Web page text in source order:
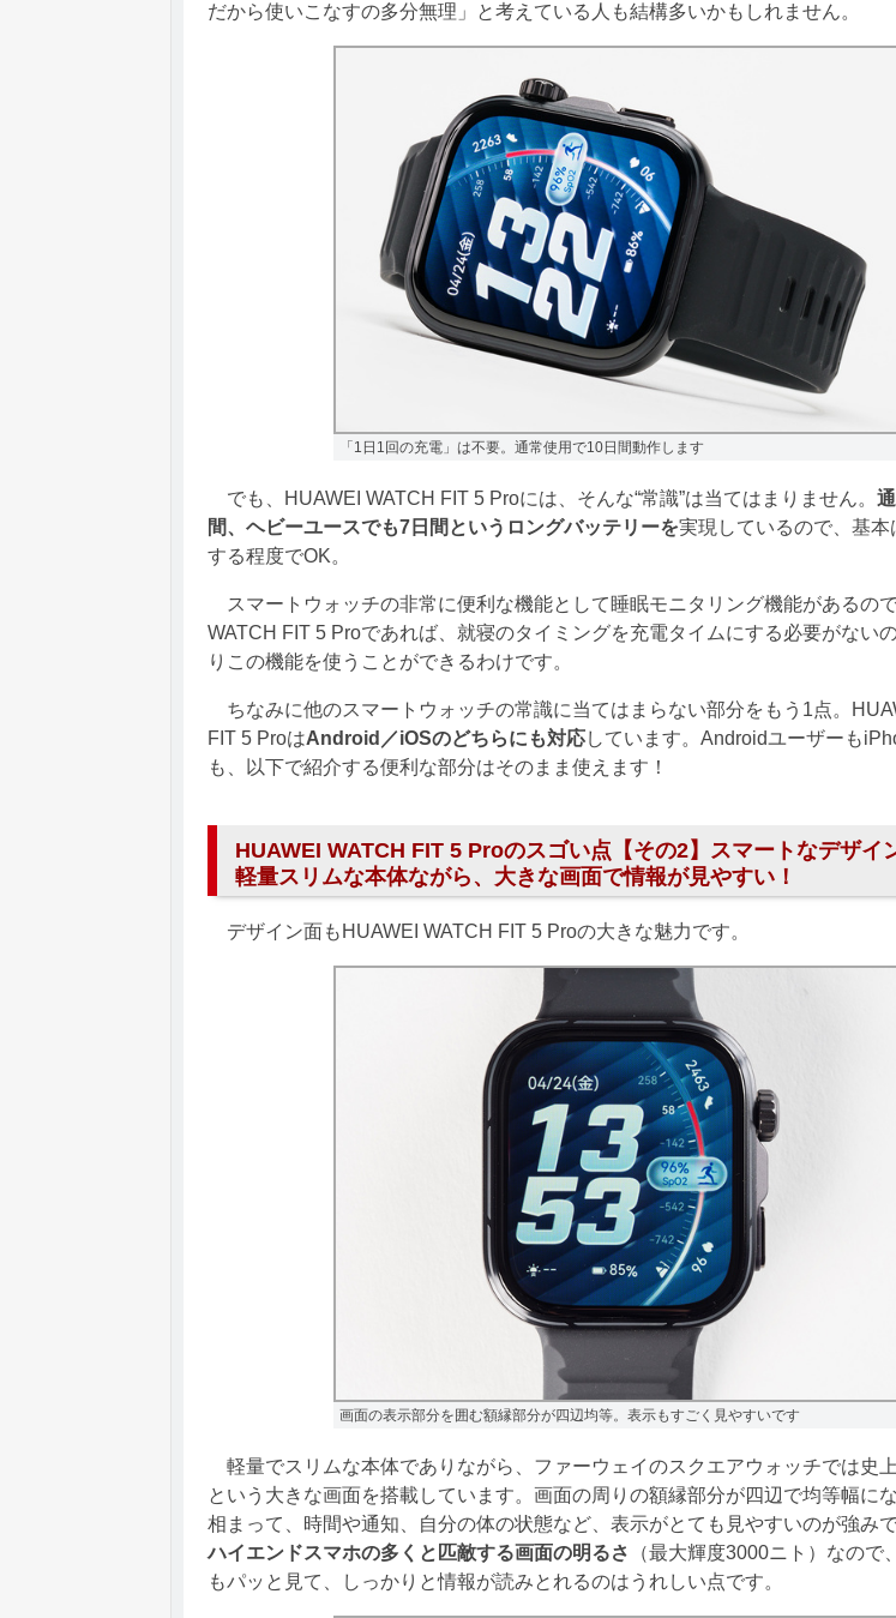
だから使いこなすの多分無理」と考えている人も結構多いかもしれません。
「1日1回の充電」は不要。通常使用で10日間動作します
でも、HUAWEI WATCH FIT 5 Proには、そんな“常識”は当てはまりません。
間、ヘビーユースでも7日間というロングバッテリーを実現しているので、基本
する程度でOK。
スマートウォッチの非常に便利な機能として睡眠モニタリング機能があるの
WATCH FIT 5 Proであれば、就寝のタイミングを充電タイムにする必要がない
りこの機能を使うことができるわけです。
ちなみに他のスマートウォッチの常識に当てはまらない部分をもう1点。
FIT 5 ProはAndroid／iOSのどちらにも対応しています。Androidユーザーも
も、以下で紹介する便利な部分はそのまま使えます！
HUAWEI WATCH FIT 5 Proのスゴい点【その2】スマートなデザイ
軽量スリムな本体ながら、大きな画面で情報が見やすい！
デザイン面もHUAWEI WATCH FIT 5 Proの大きな魅力です。
画面の表示部分を囲む額縁部分が四辺均等。表示もすごく見やすいです
軽量でスリムな本体でありながら、ファーウェイのスクエアウォッチでは史
という大きな画面を搭載しています。画面の周りの額縁部分が四辺で均等幅に
相まって、時間や通知、自分の体の状態など、表示がとても見やすいのが強みで
ハイエンドスマホの多くと匹敵する画面の明るさ
（最大輝度3000ニト）なので
もパッと見て、しっかりと情報が読みとれるのはうれしい点です。